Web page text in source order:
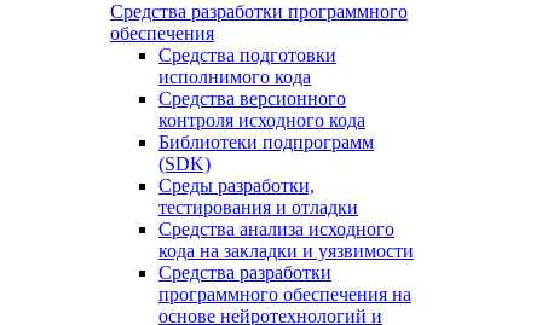
Средства разработки программного
обеспечения
Средства подготовки
исполнимого кода
Средства версионного
контроля исходного кода
Библиотеки подпрограмм
(SDK)
Среды разработки,
тестирования и отладки
Средства анализа исходного
кода на закладки и уязвимости
Средства разработки
программного обеспечения на
основе нейротехнологий и